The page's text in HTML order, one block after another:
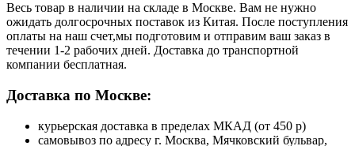
Весь товар в наличии на складе в Москве. Вам не нужно
ожидать долгосрочных поставок из Китая. После поступления
оплаты на наш счет,мы подготовим и отправим ваш заказ в
течении 1-2 рабочих дней. Доставка до транспортной
компании бесплатная.
Доставка по Москве:
курьерская доставка в пределах МКАД (от 450 р)
самовывоз по адресу г. Москва, Мячковский бульвар,